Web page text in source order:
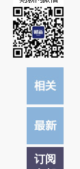
订阅